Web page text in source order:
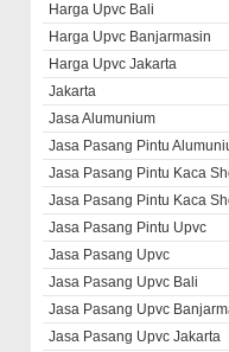
Harga Upvc Bali
Harga Upvc Banjarmasin
Harga Upvc Jakarta
Jakarta
Jasa Alumunium
Jasa Pasang Pintu
Jasa Pasang Pintu Kaca
Jasa Pasang Pintu Kaca
Jasa Pasang Pintu Upvc
Jasa Pasang Upvc
Jasa Pasang Upvc Bali
Jasa Pasang Upvc
Jasa Pasang Upvc Jakarta